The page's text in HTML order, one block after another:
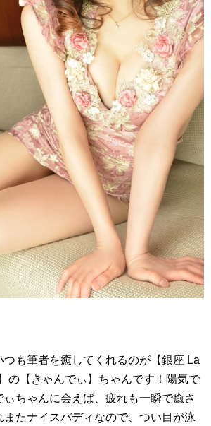
も筆者を癒してくれるのが【銀座 La
の【きゃんでぃ】ちゃんです！陽気で
ちゃんに会えば、疲れも一瞬で癒さ
たナイスバディなので、つい目が泳